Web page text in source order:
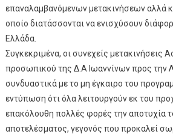
επαναλαμβανόμενων μετακινήσεων αλλά
οποίο διατάσσονται να ενισχύσουν
Ελλάδα.
Συγκεκριμένα, οι συνεχείς μετακινήσεις
προσωπικού της Δ.Α Ιωαννίνων προς την
συνδυαστικά με το μη έγκαιρο του
εντύπωση ότι όλα λειτουργούν εκ του
επακόλουθη πολλές φορές την αποτυχία
αποτελέσματος, γεγονός που προκαλεί